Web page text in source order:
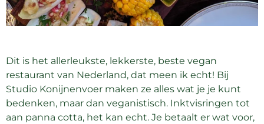
Dit is het allerleukste, lekkerste, beste vegan
restaurant van Nederland, dat meen ik echt! Bij
Studio Konijnenvoer maken ze alles wat je je kunt
bedenken, maar dan veganistisch. Inktvisringen tot
aan panna cotta, het kan echt. Je betaalt er wat voor,